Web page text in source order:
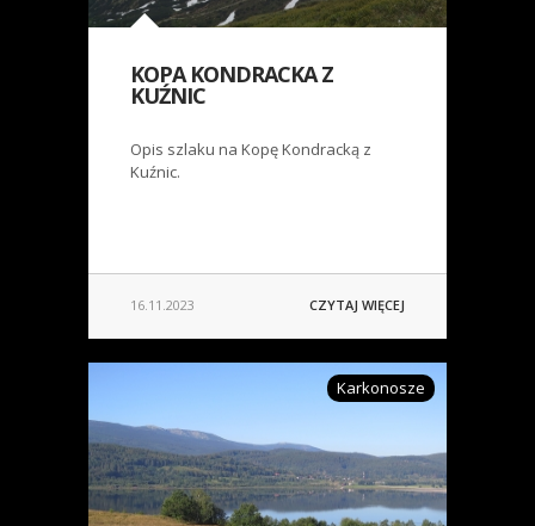
KOPA KONDRACKA Z
KUŹNIC
Opis szlaku na Kopę Kondracką z
Kuźnic.
16.11.2023 CZYTAJ WIĘCEJ
Karkonosze